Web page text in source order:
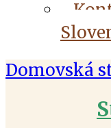
Domovská